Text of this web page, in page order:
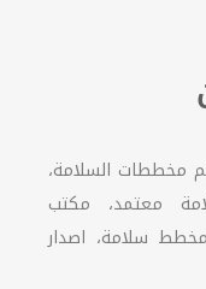
مخططات السلامة،
معتمد، مكتب
سلامة، اصدار